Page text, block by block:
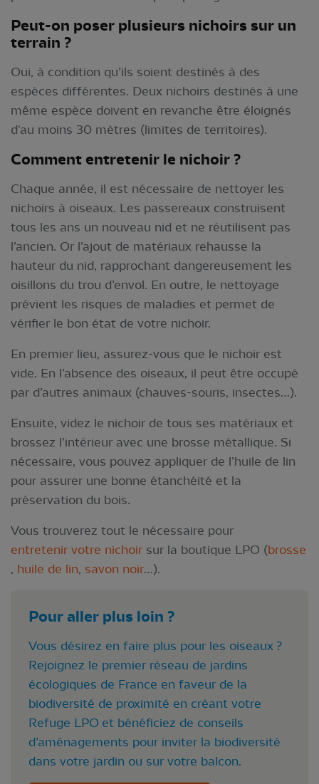
Peut-on poser plusieurs nichoirs sur un
terrain ?
Oui, à condition qu’ils soient destinés à des
espèces différentes. Deux nichoirs destinés à une
même espèce doivent en revanche être éloignés
d'au moins 30 mètres (limites de territoires).
Comment entretenir le nichoir ?
Chaque année, il est nécessaire de nettoyer les
nichoirs à oiseaux. Les passereaux construisent
tous les ans un nouveau nid et ne réutilisent pas
l’ancien. Or l’ajout de matériaux rehausse la
hauteur du nid, rapprochant dangereusement les
oisillons du trou d’envol. En outre, le nettoyage
prévient les risques de maladies et permet de
vérifier le bon état de votre nichoir.
En premier lieu, assurez-vous que le nichoir est
vide. En l’absence des oiseaux, il peut être occupé
par d’autres animaux (chauves-souris, insectes…).
Ensuite, videz le nichoir de tous ses matériaux et
brossez l’intérieur avec une brosse métallique. Si
nécessaire, vous pouvez appliquer de l’huile de lin
pour assurer une bonne étanchéité et la
préservation du bois.
Vous trouverez tout le nécessaire pour
entretenir votre nichoir sur la boutique LPO (brosse
, huile de lin, savon noir…).
Pour aller plus loin ?
Vous désirez en faire plus pour les oiseaux ?
Rejoignez le premier réseau de jardins
écologiques de France en faveur de la
biodiversité de proximité en créant votre
Refuge LPO et bénéficiez de conseils
d’aménagements pour inviter la biodiversité
dans votre jardin ou sur votre balcon.